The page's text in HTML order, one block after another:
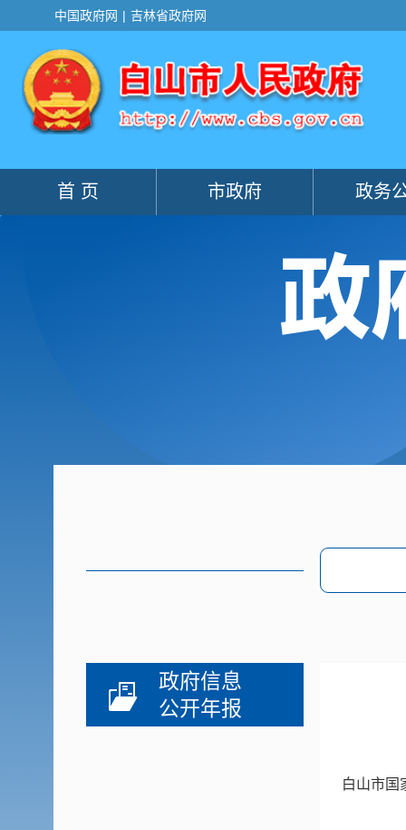
政府信息
公开年报
白山市国